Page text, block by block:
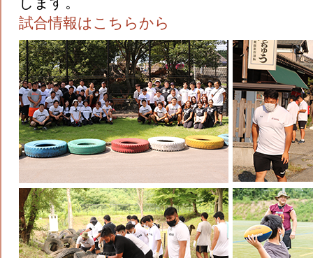
試合情報はこちらから